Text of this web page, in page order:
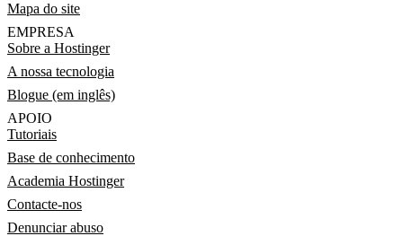
Mapa do site
EMPRESA
Sobre a Hostinger
A nossa tecnologia
Blogue (em inglês)
APOIO
Tutoriais
Base de conhecimento
Academia Hostinger
Contacte-nos
Denunciar abuso